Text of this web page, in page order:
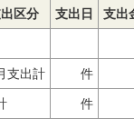
区分 支出日 支出
支出計 件
件